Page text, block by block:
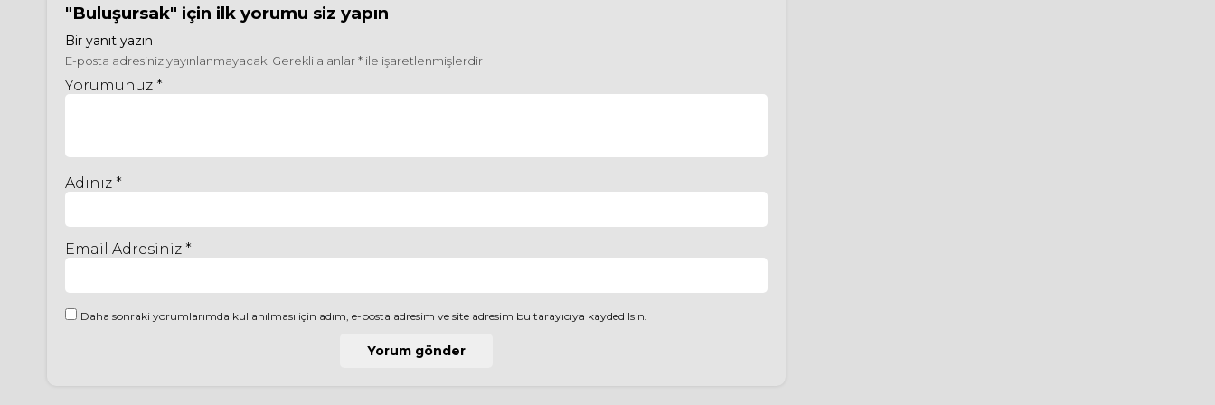
"Buluşursak" için ilk yorumu siz yapın
Bir yanıt yazın
E-posta adresiniz yayınlanmayacak. Gerekli alanlar* ile işaretlenmişlerdir
Yorumunuz *
Adınız *
Email Adresiniz *
Daha sonraki yorumlarımda kullanılması için adım, e-posta adresim ve site adresim bu tarayıcıya kaydedilsin.